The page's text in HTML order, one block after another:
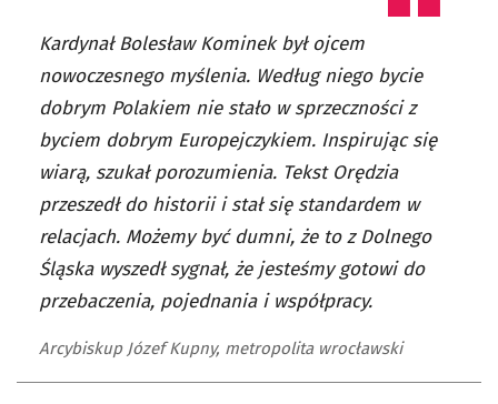
Kardynał Bolesław Kominek był ojcem
nowoczesnego myślenia. Według niego bycie
dobrym Polakiem nie stało w sprzeczności z
byciem dobrym Europejczykiem. Inspirując się
wiarą, szukał porozumienia. Tekst Orędzia
przeszedł do historii i stał się standardem w
relacjach. Możemy być dumni, że to z Dolnego
Śląska wyszedł sygnał, że jesteśmy gotowi do
przebaczenia, pojednania i współpracy.
Arcybiskup Józef Kupny, metropolita wrocławski